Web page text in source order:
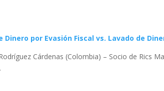
Dinero por Evasión Fiscal vs. Lavado de
Cárdenas (Colombia) – Socio de Rics